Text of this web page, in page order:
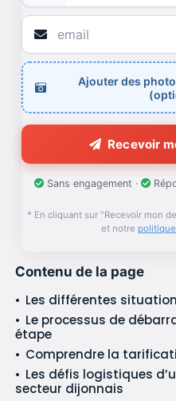
Ajouter des
Recevoir
Sans engagement ·
* En cliquant sur "Recevoir mon
et notre
Contenu de la page
Les différentes
Le processus de
étape
Comprendre la
Les défis logistiques
secteur dijonnais